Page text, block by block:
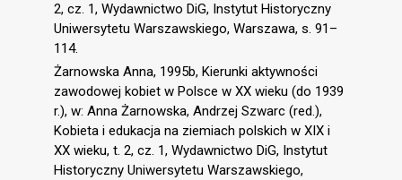
2, cz. 1, Wydawnictwo DiG, Instytut Historyczny
Uniwersytetu Warszawskiego, Warszawa, s. 91–
114.
Żarnowska Anna, 1995b, Kierunki aktywności
zawodowej kobiet w Polsce w XX wieku (do 1939
r.), w: Anna Żarnowska, Andrzej Szwarc (red.),
Kobieta i edukacja na ziemiach polskich w XIX i
XX wieku, t. 2, cz. 1, Wydawnictwo DiG, Instytut
Historyczny Uniwersytetu Warszawskiego,